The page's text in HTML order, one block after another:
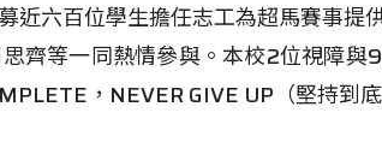
近六百位學生擔任志工為超馬賽事提
齊等一同熱情參與。本校2位視障
，NEVER GIVE UP（堅持到